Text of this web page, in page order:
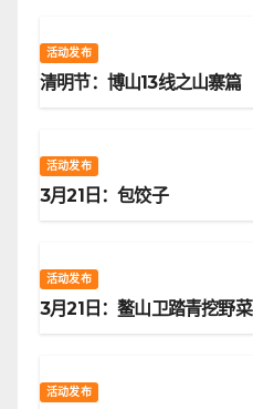
活动发布
清明节：博山13线之山寨篇
活动发布
3月21日：包饺子
活动发布
3月21日：鳌山卫踏青挖野菜
活动发布